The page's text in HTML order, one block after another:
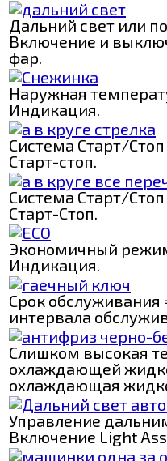
Дальний свет или
Включение и
фар.
Наружная
Индикация.
Система Старт/
Старт-стоп.
Система Старт/
Старт-Стоп.
Экономичный
Индикация.
Срок
интервала
Слишком высокая
охлаждающей
охлаждающая
Управление
Включение Light